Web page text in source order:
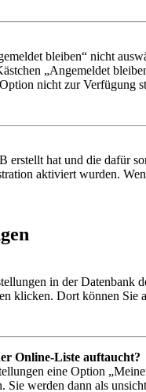
bleiben“ nicht
„Angemeldet
nicht zur
hat und die dafür
aktiviert wurden.
in der Datenbank
klicken. Dort können Sie
Online-Liste auftaucht?
eine Option
werden dann als